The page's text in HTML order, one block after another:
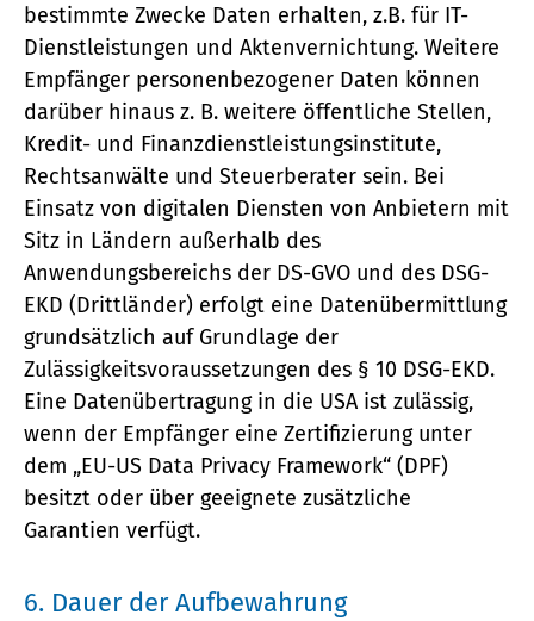
bestimmte Zwecke Daten erhalten, z.B. für IT-
Dienstleistungen und Aktenvernichtung. Weitere
Empfänger personenbezogener Daten können
darüber hinaus z. B. weitere öffentliche Stellen,
Kredit- und Finanzdienstleistungsinstitute,
Rechtsanwälte und Steuerberater sein. Bei
Einsatz von digitalen Diensten von Anbietern mit
Sitz in Ländern außerhalb des
Anwendungsbereichs der DS-GVO und des DSG-
EKD (Drittländer) erfolgt eine Datenübermittlung
grundsätzlich auf Grundlage der
Zulässigkeitsvoraussetzungen des § 10 DSG-EKD.
Eine Datenübertragung in die USA ist zulässig,
wenn der Empfänger eine Zertifizierung unter
dem „EU-US Data Privacy Framework“ (DPF)
besitzt oder über geeignete zusätzliche
Garantien verfügt.
6. Dauer der Aufbewahrung